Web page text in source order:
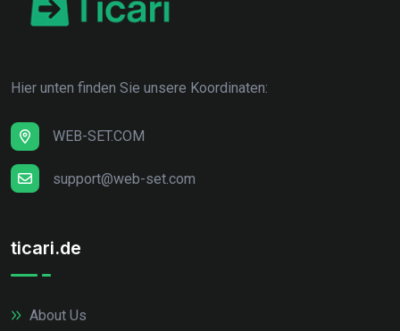
Hier unten finden Sie unsere Koordinaten:
WEB-SET.COM
support@web-set.com
ticari.de
About Us